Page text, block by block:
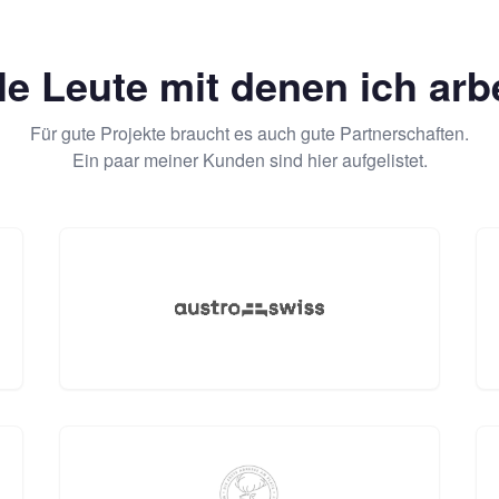
Leute mit denen ich
Für gute Projekte braucht es auch gute Partnerschaften.
Ein paar meiner Kunden sind hier aufgelistet.